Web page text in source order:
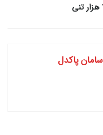
سامان پاکدل